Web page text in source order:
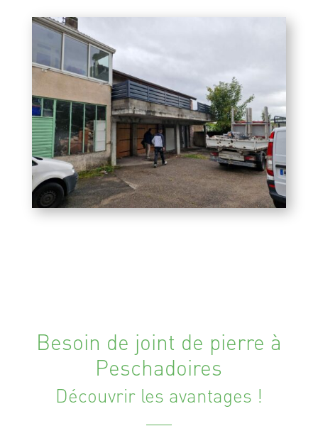
Besoin de joint de pierre à
Peschadoires
Découvrir les avantages !